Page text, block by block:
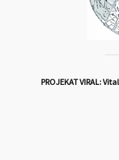
PROJEKAT VIRAL: